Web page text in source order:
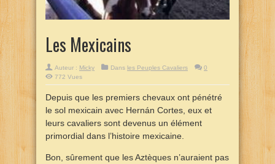
Les Mexicains
Auteur : Micky Dans les Peuples Cavaliers
0
772 Vues
Depuis que les premiers chevaux ont pénétré
le sol mexicain avec Hernán Cortes, eux et
leurs cavaliers sont devenus un élément
primordial dans l’histoire mexicaine.
Bon, sûrement que les Aztèques n’auraient pas